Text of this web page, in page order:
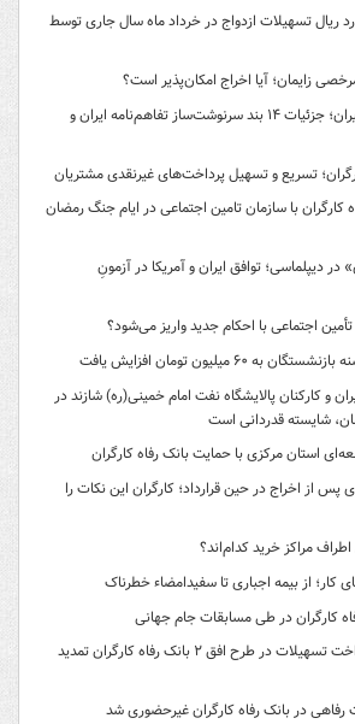
حدود ۱۱,۰۰۰ میلیارد ریال تسهیلات ازدواج در خرداد ماه سال جاری توسط
زایمان؛ آیا اخراج امکان‌پذیر است؟
فصل نوین در دیپلماسی ایران؛ جزئیات ۱۴ بند سرنوشت‌ساز تفاهم‌نامه ایران و
تسریع و تسهیل پرداخت‌های غیرنقدی مشتریان
با سازمان تامین اجتماعی در ایام جنگ رمضان
در دیپلماسی؛ توافق ایران و آمریکا در آزمونِ
اجتماعی با احکام جدید واریز می‌شود؟
میلیون تومان افزایش یافت
و کارکنان پالایشگاه نفت امام خمینی(ره) شازند در
شایسته قدردانی است
استان مرکزی با حمایت بانک رفاه کارگران
از اخراج در حین قرارداد؛ کارگران این نکات را
مراکز خرید کدام‌اند؟
کارگران در طی مسابقات جام جهانی
مهلت افتتاح حساب و پرداخت تسهیلات در طرح افق ۲ بانک رفاه کارگران تمدید
در بانک رفاه کارگران غیرحضوری شد